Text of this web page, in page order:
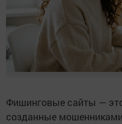
Фишинговые сайты —
созданные